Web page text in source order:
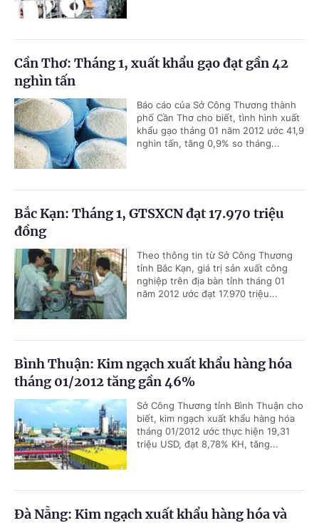
Cần Thơ: Tháng 1, xuất khẩu gạo đạt gần 42
nghìn tấn
Báo cáo của Sở Công Thương thành
phố Cần Thơ cho biết, tình hình xuất
khẩu gạo tháng 01 năm 2012 ước 41,9
nghìn tấn, tăng 0,9% so tháng...
Bắc Kạn: Tháng 1, GTSXCN đạt 17.970 triệu
đồng
Theo thông tin từ Sở Công Thương
tỉnh Bắc Kạn, giá trị sản xuất công
nghiệp trên địa bàn tỉnh tháng 01
năm 2012 ước đạt 17.970 triệu...
Bình Thuận: Kim ngạch xuất khẩu hàng hóa
tháng 01/2012 tăng gần 46%
Sở Công Thương tỉnh Bình Thuận cho
biết, kim ngạch xuất khẩu hàng hóa
tháng 01/2012 ước thực hiện 19,31
triệu USD, đạt 8,78% KH, tăng...
Đà Nẵng: Kim ngạch xuất khẩu hàng hóa và